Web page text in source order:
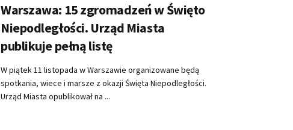
Warszawa: 15 zgromadzeń w Święto
Niepodległości. Urząd Miasta
publikuje pełną listę
W piątek 11 listopada w Warszawie organizowane będą
spotkania, wiece i marsze z okazji Święta Niepodległości.
Urząd Miasta opublikował na ...